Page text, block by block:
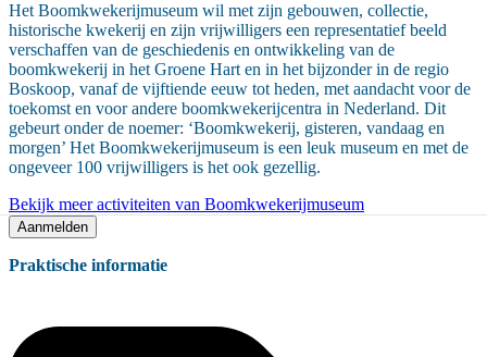
Het Boomkwekerijmuseum wil met zijn gebouwen, collectie,
historische kwekerij en zijn vrijwilligers een representatief beeld
verschaffen van de geschiedenis en ontwikkeling van de
boomkwekerij in het Groene Hart en in het bijzonder in de regio
Boskoop, vanaf de vijftiende eeuw tot heden, met aandacht voor de
toekomst en voor andere boomkwekerijcentra in Nederland. Dit
gebeurt onder de noemer: ‘Boomkwekerij, gisteren, vandaag en
morgen’ Het Boomkwekerijmuseum is een leuk museum en met de
ongeveer 100 vrijwilligers is het ook gezellig.
Bekijk meer activiteiten van Boomkwekerijmuseum
Aanmelden
Praktische informatie